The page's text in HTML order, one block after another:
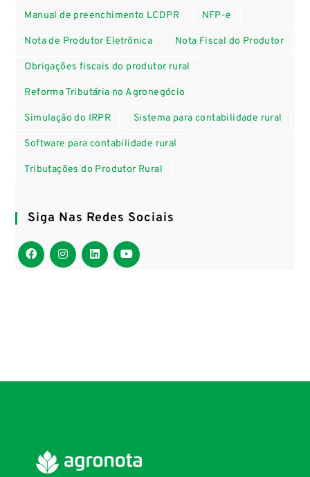
Manual de preenchimento LCDPR NFP-e
Nota de Produtor Eletrônica Nota Fiscal do Produtor
Obrigações fiscais do produtor rural
Reforma Tributária no Agronegócio
Simulação do IRPR Sistema para contabilidade rural
Software para contabilidade rural
Tributações do Produtor Rural
Siga Nas Redes Sociais